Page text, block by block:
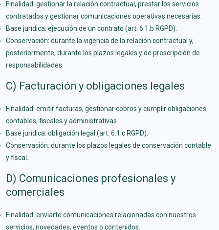
Finalidad: gestionar la relación contractual, prestar los servicios
contratados y gestionar comunicaciones operativas necesarias.
Base jurídica: ejecución de un contrato (art. 6.1.b RGPD).
Conservación: durante la vigencia de la relación contractual y,
posteriormente, durante los plazos legales y de prescripción de
responsabilidades.
C) Facturación y obligaciones legales
Finalidad: emitir facturas, gestionar cobros y cumplir obligaciones
contables, fiscales y administrativas.
Base jurídica: obligación legal (art. 6.1.c RGPD).
Conservación: durante los plazos legales de conservación contable
y fiscal.
D) Comunicaciones profesionales y
comerciales
Finalidad: enviarte comunicaciones relacionadas con nuestros
servicios, novedades, eventos o contenidos.